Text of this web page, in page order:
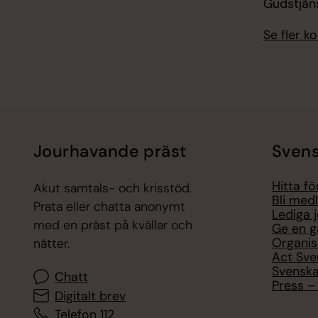
Se fler
Jourhavande präst
Akut samtals- och krisstöd.
Prata eller chatta anonymt
med en präst på kvällar och
nätter.
Chatt
Digitalt brev
Telefon 112
Hitta
Bli
Lediga
Ge en
Act
Press